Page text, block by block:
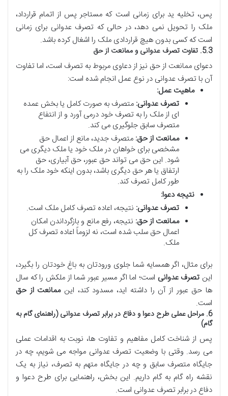
پس، تخلیه ید برای زمانی است که مستاجر پس از اتمام قرارداد،
ملک را تحویل نمی دهد، در حالی که تصرف عدوانی برای زمانی
است که کسی بدون هیچ قراردادی ملک را اشغال کرده باشد.
5.3. تفاوت تصرف عدوانی و ممانعت از حق
دعوای ممانعت از حق نیز از دعاوی مربوط به تصرف است، اما تفاوت
آن با تصرف عدوانی در نوع عمل انجام شده است:
ماهیت عمل:
تصرف عدوانی: متصرف به صورت کامل یا بخش عمده
ای از ملک را به تصرف خود درمی آورد و از انتفاع
متصرف سابق جلوگیری می کند.
ممانعت از حق: متصرف جدید، مانع از اعمال حق
مشخصی برای خواهان در ملک خود یا ملک دیگری می
شود. این حق می تواند حق عبور، حق آبیاری، حق
ارتفاق یا هر حق دیگری باشد، بدون اینکه خود ملک را به
طور کامل تصرف کند.
نتیجه دعوا:
تصرف عدوانی: نتیجه، اعاده تصرف کامل ملک است.
ممانعت از حق: نتیجه، رفع مانع و بازگرداندن امکان
اعمال حق سلب شده است، نه لزوماً اعاده تصرف کل
ملک.
برای مثال، اگر همسایه شما جلوی ورودتان به باغ خودتان را بگیرد،
این تصرف عدوانی است؛ اما اگر مسیر عبور شما از ملکش را که سال
ها حق عبور از آن را داشته اید، مسدود کند، اینممانعت از حق
است.
6. مراحل عملی طرح دعوا و دفاع در برابر تصرف عدوانی (راهنمای گام به
گام)
پس از شناخت کامل مفاهیم و تفاوت ها، نوبت به اقدامات عملی
می رسد. وقتی با وضعیت تصرف عدوانی مواجه می شویم، چه در
جایگاه متصرف سابق و چه در جایگاه متهم به تصرف، نیاز به یک
نقشه راه گام به گام داریم. این بخش، راهنمایی برای طرح دعوا و
دفاع در برابر تصرف عدوانی است.